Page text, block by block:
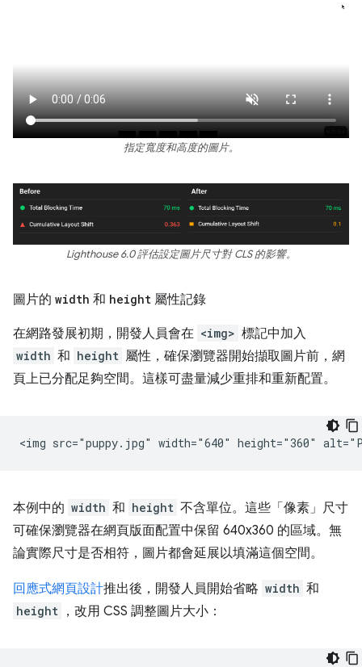
指定寬度和高度的圖片。
Lighthouse 6.0 評估設定圖片尺寸對 CLS 的影響。
圖片的 width 和 height 屬性記錄
在網路發展初期，開發人員會在 <img> 標記中加入
width 和 height 屬性，確保瀏覽器開始擷取圖片前，網
頁上已分配足夠空間。這樣可盡量減少重排和重新配置。
本例中的 width 和 height 不含單位。這些「像素」尺寸
可確保瀏覽器在網頁版面配置中保留 640x360 的區域。無
論實際尺寸是否相符，圖片都會延展以填滿這個空間。
回應式網頁設計推出後，開發人員開始省略 width 和
height ，改用 CSS 調整圖片大小：